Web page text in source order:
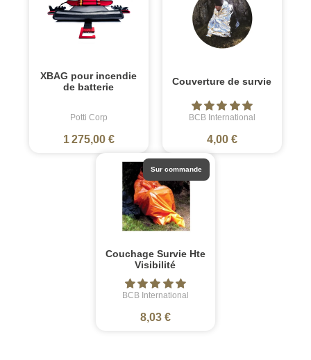
XBAG pour incendie
de batterie
Potti Corp
1 275,00 €
Couverture de survie
BCB International
4,00 €
Couchage Survie Hte
Visibilité
BCB International
8,03 €
Sur commande